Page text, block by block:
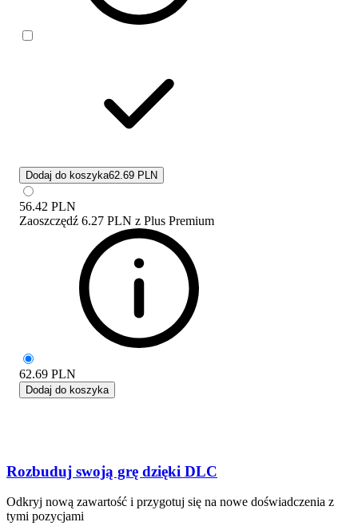
Dodaj do koszyka62.69 PLN
56.42 PLN
Zaoszczędź 6.27 PLN z Plus Premium
62.69 PLN
Dodaj do koszyka
Rozbuduj swoją grę dzięki DLC
Odkryj nową zawartość i przygotuj się na nowe doświadczenia z
tymi pozycjami